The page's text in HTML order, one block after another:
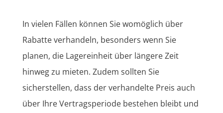
In vielen Fällen können Sie womöglich über
Rabatte verhandeln, besonders wenn Sie
planen, die Lagereinheit über längere Zeit
hinweg zu mieten. Zudem sollten Sie
sicherstellen, dass der verhandelte Preis auch
über Ihre Vertragsperiode bestehen bleibt und